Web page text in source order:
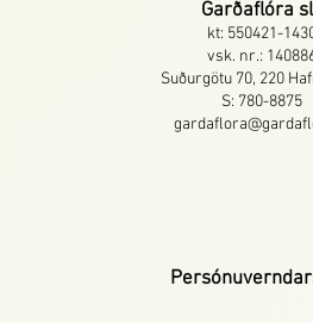
Garðaflóra
kt: 550421-
vsk. nr.:
Suðurgötu 70, 220
S: 780-8875